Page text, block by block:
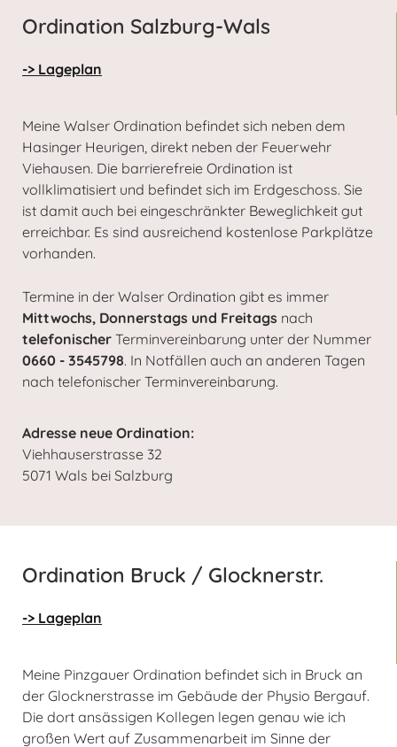
Ordination Salzburg-Wals
-> Lageplan
Meine Walser Ordination befindet sich neben dem
Hasinger Heurigen, direkt neben der Feuerwehr
Viehausen. Die barrierefreie Ordination ist
vollklimatisiert und befindet sich im Erdgeschoss. Sie
ist damit auch bei eingeschränkter Beweglichkeit gut
erreichbar. Es sind ausreichend kostenlose Parkplätze
vorhanden.
Termine in der Walser Ordination gibt es immer
Mittwochs, Donnerstags und Freitags nach
telefonischer Terminvereinbarung unter der Nummer
0660 - 3545798. In Notfällen auch an anderen Tagen
nach telefonischer Terminvereinbarung.
Adresse neue Ordination:
Viehhauserstrasse 32
5071 Wals bei Salzburg
Ordination Bruck / Glocknerstr.
-> Lageplan
Meine Pinzgauer Ordination befindet sich in Bruck an
der Glocknerstrasse im Gebäude der Physio Bergauf.
Die dort ansässigen Kollegen legen genau wie ich
großen Wert auf Zusammenarbeit im Sinne der